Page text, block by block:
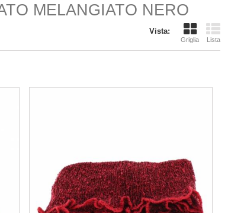
MELANGIATO NERO
Vista:
Griglia Lista